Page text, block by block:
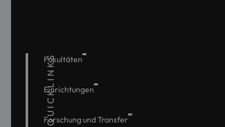
QUICKLINKS
Fakultäten
Einrichtungen
Forschung und Transfer